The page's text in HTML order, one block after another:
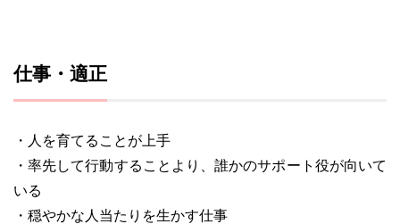
仕事・適正
・人を育てることが上手
・率先して行動することより、誰かのサポート役が向いて
いる
・穏やかな人当たりを生かす仕事